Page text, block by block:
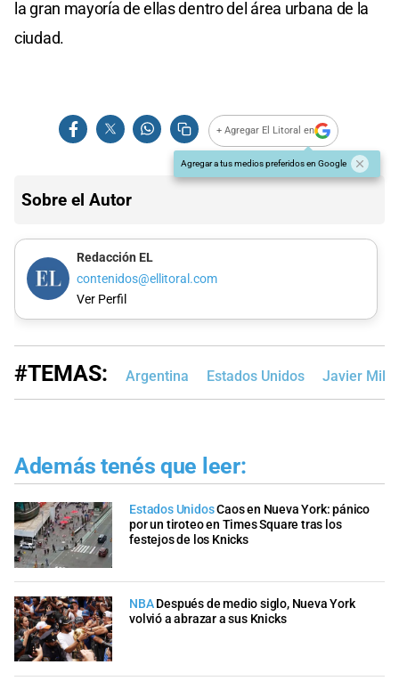
la gran mayoría de ellas dentro del área urbana de la
ciudad.
+ Agregar El Litoral en
Agregar a tus medios preferidos en Google
Sobre el Autor
Redacción EL
contenidos@ellitoral.com
Ver Perfil
#TEMAS: Argentina Estados Unidos Javier Milei
Además tenés que leer:
Estados UnidosCaos en Nueva York: pánico
por un tiroteo en Times Square tras los
festejos de los Knicks
NBA Después de medio siglo, Nueva York
volvió a abrazar a sus Knicks